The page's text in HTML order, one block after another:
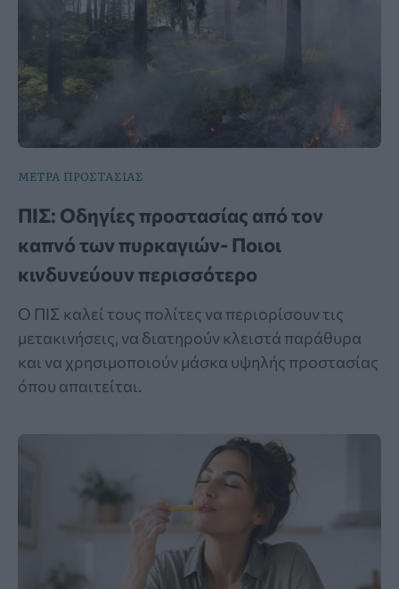
ΜΕΤΡΑ ΠΡΟΣΤΑΣΙΑΣ
ΠΙΣ: Οδηγίες προστασίας από τον
καπνό των πυρκαγιών- Ποιοι
κινδυνεύουν περισσότερο
Ο ΠΙΣ καλεί τους πολίτες να περιορίσουν τις
μετακινήσεις, να διατηρούν κλειστά παράθυρα
και να χρησιμοποιούν μάσκα υψηλής προστασίας
όπου απαιτείται.